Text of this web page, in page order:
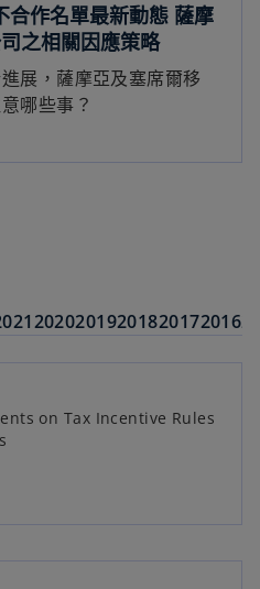
合作名單最新動態 薩摩
之相關因應策略
展，薩摩亞及塞席爾移
哪些事？
20202019201820172016
on Tax Incentive Rules